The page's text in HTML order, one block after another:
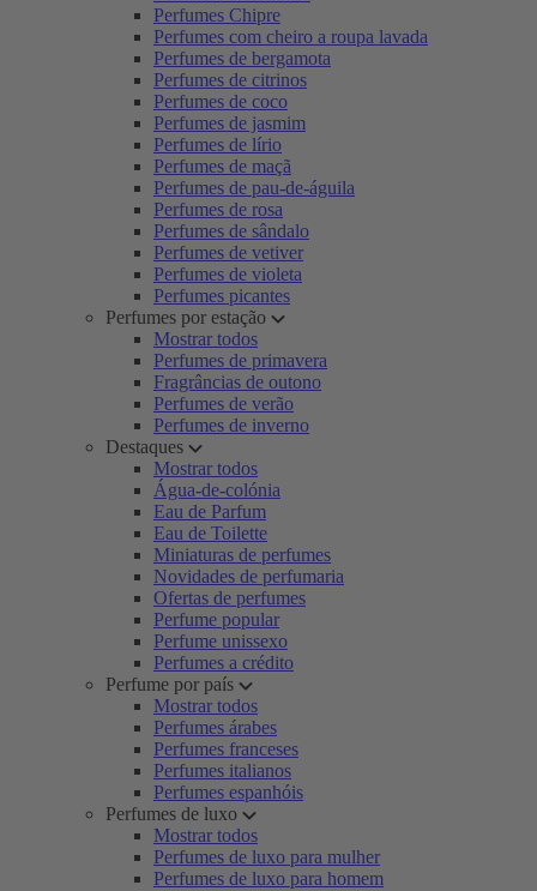
Perfumes Chipre
Perfumes com cheiro a roupa lavada
Perfumes de bergamota
Perfumes de citrinos
Perfumes de coco
Perfumes de jasmim
Perfumes de lírio
Perfumes de maçã
Perfumes de pau-de-águila
Perfumes de rosa
Perfumes de sândalo
Perfumes de vetiver
Perfumes de violeta
Perfumes picantes
Perfumes por estação
Mostrar todos
Perfumes de primavera
Fragrâncias de outono
Perfumes de verão
Perfumes de inverno
Destaques
Mostrar todos
Água-de-colónia
Eau de Parfum
Eau de Toilette
Miniaturas de perfumes
Novidades de perfumaria
Ofertas de perfumes
Perfume popular
Perfume unissexo
Perfumes a crédito
Perfume por país
Mostrar todos
Perfumes árabes
Perfumes franceses
Perfumes italianos
Perfumes espanhóis
Perfumes de luxo
Mostrar todos
Perfumes de luxo para mulher
Perfumes de luxo para homem